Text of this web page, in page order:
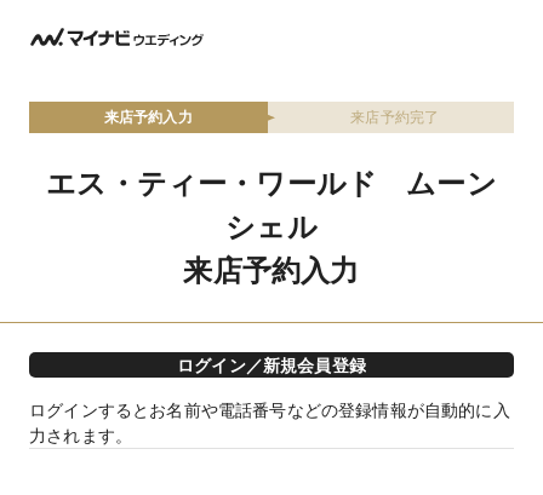
来店予約入力 来店予約完了
エス・ティー・ワールド ムーン
シェル
来店予約入力
ログイン／新規会員登録
ログインするとお名前や電話番号などの登録情報が自動的に入
力されます。